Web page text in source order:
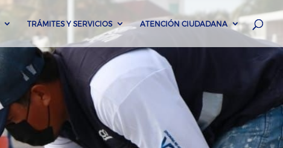
TRÁMITES Y SERVICIOS ATENCIÓN CIUDADANA